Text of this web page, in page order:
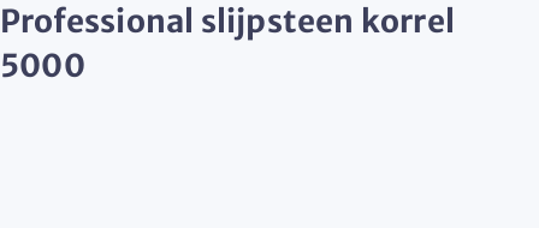
Professional slijpsteen korrel
5000